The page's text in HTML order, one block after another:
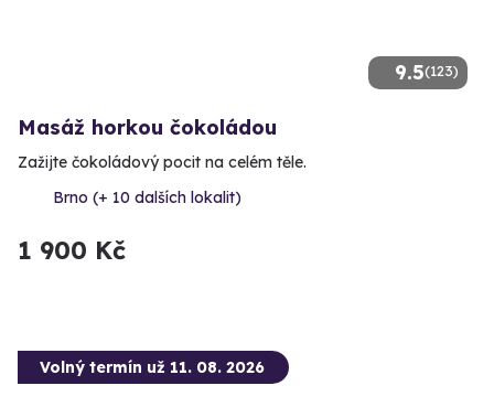
9.5(123)
Masáž horkou čokoládou
Zažijte čokoládový pocit na celém těle.
Brno (+ 10 dalších lokalit)
1 900 Kč
Volný termín už 11. 08. 2026